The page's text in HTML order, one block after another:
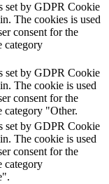
set by GDPR Cookie
The cookies is used
consent for the
category
set by GDPR Cookie
The cookie is used
consent for the
category "Other.
set by GDPR Cookie
The cookie is used
consent for the
category